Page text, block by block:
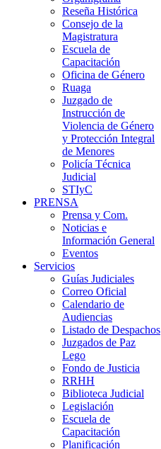
Reseña Histórica
Consejo de la
Magistratura
Escuela de
Capacitación
Oficina de Género
Ruaga
Juzgado de
Instrucción de
Violencia de Género
y Protección Integral
de Menores
Policía Técnica
Judicial
STIyC
PRENSA
Prensa y Com.
Noticias e
Información General
Eventos
Servicios
Guías Judiciales
Correo Oficial
Calendario de
Audiencias
Listado de Despachos
Juzgados de Paz
Lego
Fondo de Justicia
RRHH
Biblioteca Judicial
Legislación
Escuela de
Capacitación
Planificación